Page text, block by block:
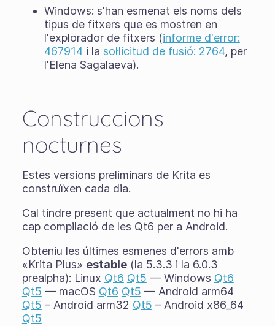
Windows: s'han esmenat els noms dels
tipus de fitxers que es mostren en
l'explorador de fitxers (informe d'error:
467914 i la sol·licitud de fusió: 2764, per
l'Elena Sagalaeva).
Construccions
nocturnes
Estes versions preliminars de Krita es
construïxen cada dia.
Cal tindre present que actualment no hi ha
cap compilació de les Qt6 per a Android.
Obteniu les últimes esmenes d'errors amb
«Krita Plus» estable(la 5.3.3 i la 6.0.3
prealpha): Linux Qt6 Qt5 — Windows Qt6
Qt5 — macOS Qt6 Qt5 — Android arm64
Qt5 – Android arm32 Qt5 – Android x86_64
Qt5